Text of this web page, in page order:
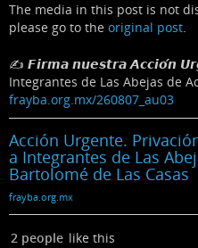
The media in this post is not
please go to the original post.
✍️ 𝙁𝙞𝙧𝙢𝙖 𝙣𝙪𝙚𝙨𝙩𝙧𝙖 𝘼𝙘𝙘𝙞𝙤́𝙣
Integrantes de Las Abejas de
frayba.org.mx/260807_au03
Acción Urgente.
a Integrantes de Las
Bartolomé de Las Casas
frayba.org.mx
2 people like this